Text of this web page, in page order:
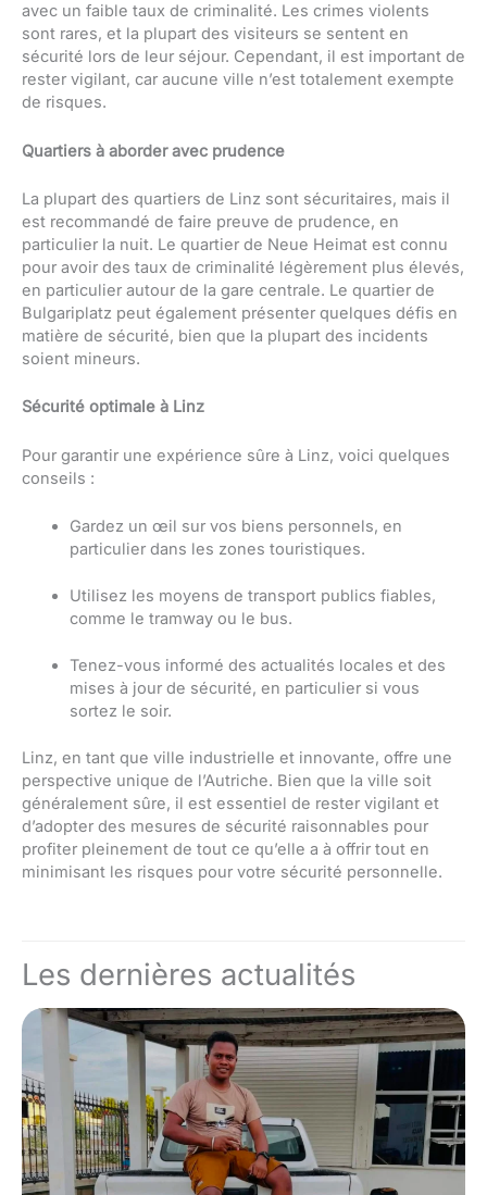
avec un faible taux de criminalité. Les crimes violents
sont rares, et la plupart des visiteurs se sentent en
sécurité lors de leur séjour. Cependant, il est important de
rester vigilant, car aucune ville n’est totalement exempte
de risques.
Quartiers à aborder avec prudence
La plupart des quartiers de Linz sont sécuritaires, mais il
est recommandé de faire preuve de prudence, en
particulier la nuit. Le quartier de Neue Heimat est connu
pour avoir des taux de criminalité légèrement plus élevés,
en particulier autour de la gare centrale. Le quartier de
Bulgariplatz peut également présenter quelques défis en
matière de sécurité, bien que la plupart des incidents
soient mineurs.
Sécurité optimale à Linz
Pour garantir une expérience sûre à Linz, voici quelques
conseils :
Gardez un œil sur vos biens personnels, en
particulier dans les zones touristiques.
Utilisez les moyens de transport publics fiables,
comme le tramway ou le bus.
Tenez-vous informé des actualités locales et des
mises à jour de sécurité, en particulier si vous
sortez le soir.
Linz, en tant que ville industrielle et innovante, offre une
perspective unique de l’Autriche. Bien que la ville soit
généralement sûre, il est essentiel de rester vigilant et
d’adopter des mesures de sécurité raisonnables pour
profiter pleinement de tout ce qu’elle a à offrir tout en
minimisant les risques pour votre sécurité personnelle.
Les dernières actualités